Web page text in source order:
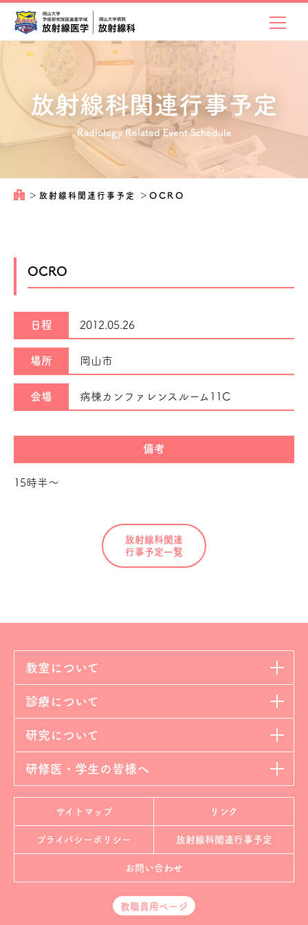
放射線科関連行事予定
Radiology Related Event Schedule
＞ 放射線科関連行事予定 ＞OCRO
OCRO
日程 2012.05.26
場所 岡山市
会場 病棟カンファレンスルーム11C
備考
15時半～
放射線科関連
行事予定一覧
教室について
診療について
研究について
研修医・学生の皆様へ
サイトマップ リンク
プライバシーポリシー 放射線科関連行事予定
お問い合わせ
教職員用ページ